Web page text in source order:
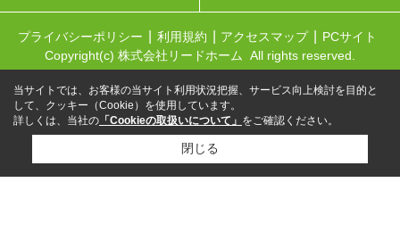
プライバシーポリシー 利用規約 アクセスマップ
PCサイト
Copyright(c) 株式会社リードホーム All rights reserved.
当サイトでは、お客様の当サイト利用状況把握、サービス向上検討を目的と
して、クッキー（Cookie）を使用しています。
詳しくは、当社の 「Cookieの取扱いについて」 をご確認ください。
閉じる